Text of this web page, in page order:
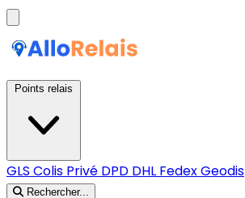
GLS Colis Privé DPD DHL FedexGeodis
Rechercher...